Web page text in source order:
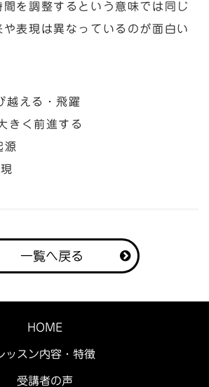
を調整するという意味では同じ
表現は異なっているのが面白い
越える・飛躍
く前進する
源
一覧へ戻る
HOME
レッスン内容・特徴
受講者の声